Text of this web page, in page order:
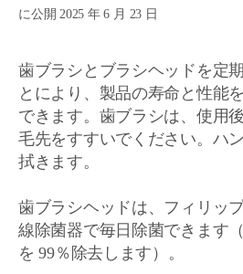
に公開 2025 年 6 月 23 日
歯ブラシとブラシヘッドを定
とにより、製品の寿命と性能
できます。歯ブラシは、使用
毛先をすすいでください。ハ
拭きます。
歯ブラシヘッドは、フィリッ
線除菌器で毎日除菌できます
を 99％除去します）。